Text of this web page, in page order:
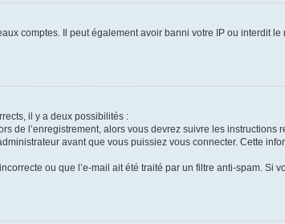
comptes. Il peut également avoir banni votre IP ou interdit
il y a deux possibilités :
de l’enregistrement, alors vous devrez suivre les
avant que vous puissiez vous connecter. Cette
ou que l’e-mail ait été traité par un filtre anti-spam. Si